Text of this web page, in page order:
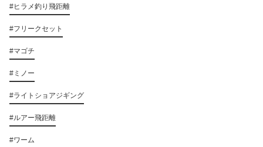
#ヒラメ釣り飛距離
#フリークセット
#マゴチ
#ミノー
#ライトショアジギング
#ルアー飛距離
#ワーム